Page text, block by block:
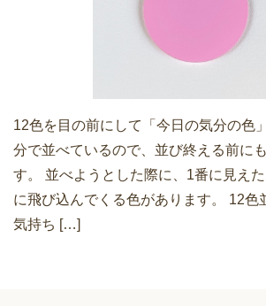
12色を目の前にして「今日の気分の色
分で並べているので、並び終える前に
す。 並べようとした際に、1番に見え
に飛び込んでくる色があります。 12色
気持ち […]